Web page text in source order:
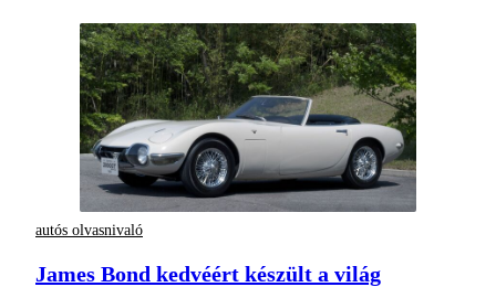
autós olvasnivaló
James Bond kedvéért készült a világ